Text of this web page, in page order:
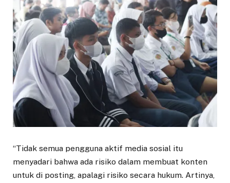
“Tidak semua pengguna aktif media sosial itu
menyadari bahwa ada risiko dalam membuat konten
untuk di posting, apalagi risiko secara hukum. Artinya,